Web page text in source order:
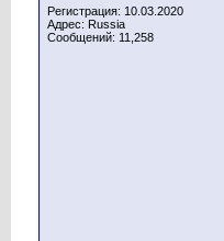
Регистрация: 10.03.2020
Адрес: Russia
Сообщений: 11,258